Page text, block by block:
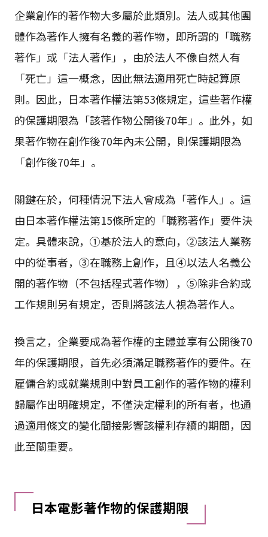
企業創作的著作物大多屬於此類別。法人或其他團
體作為著作人擁有名義的著作物，即所謂的「職務
著作」或「法人著作」，由於法人不像自然人有
「死亡」這一概念，因此無法適用死亡時起算原
則。因此，日本著作權法第53條規定，這些著作權
的保護期限為「該著作物公開後70年」。此外，如
果著作物在創作後70年內未公開，則保護期限為
「創作後70年」。
關鍵在於，何種情況下法人會成為「著作人」。這
由日本著作權法第15條所定的「職務著作」要件決
定。具體來說，①基於法人的意向，②該法人業務
中的從事者，③在職務上創作，且④以法人名義公
開的著作物（不包括程式著作物），⑤除非合約或
工作規則另有規定，否則將該法人視為著作人。
換言之，企業要成為著作權的主體並享有公開後70
年的保護期限，首先必須滿足職務著作的要件。在
雇傭合約或就業規則中對員工創作的著作物的權利
歸屬作出明確規定，不僅決定權利的所有者，也通
過適用條文的變化間接影響該權利存續的期間，因
此至關重要。
日本電影著作物的保護期限